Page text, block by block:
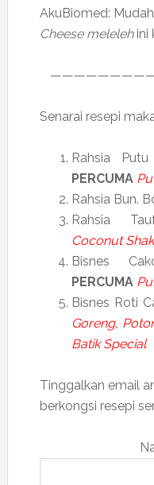
AkuBiomed:
Cheese melelehini
Senarai resepi
Rahsia
PERCUMA
Rahsia Bun.
Rahsia
Coconut
Bisnes
PERCUMA
Bisnes Roti
Goreng,
Batik Special
Tinggalkan email
berkongsi resepi